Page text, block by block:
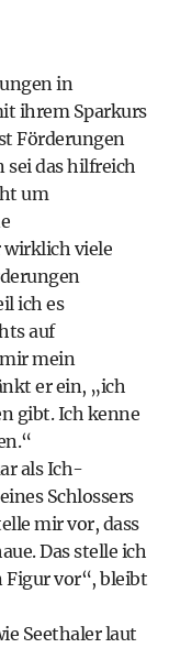
in
ihrem Sparkurs
Förderungen
sei das hilfreich
um
wirklich viele
ich es
auf
mein
er ein, „ich
gibt. Ich kenne
als Ich-
Schlossers
mir vor, dass
Das stelle ich
Figur vor“, bleibt
Seethaler laut